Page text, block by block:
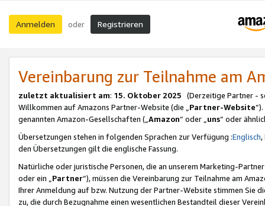
Anmelden oder Registrieren
Vereinbarung zur Teilnahme am
zuletzt aktualisiert am: 15. Oktober 2025 (Derzeitige Partner -
Willkommen auf Amazons Partner-Website (die „Partner-Website
genannten Amazon-Gesellschaften („Amazon“ oder „uns“ oder
Übersetzungen stehen in folgenden Sprachen zur Verfügung :Englisch,
den Übersetzungen gilt die englische Fassung.
Natürliche oder juristische Personen, die an unserem Marketing-
oder ein „Partner“), müssen die Vereinbarung zur Teilnahme am
Ihrer Anmeldung auf bzw. Nutzung der Partner-Website stimmen Sie
zu, die durch Bezugnahme einen wesentlichen Bestandteil dieser